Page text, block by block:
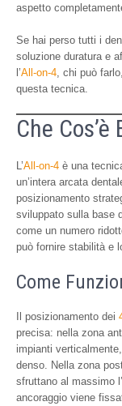
aspetto
Se hai perso tutti i
soluzione duratura e
l’All-on-4 , chi può
questa tecnica.
Che
L’All-on-4 è una
un’intera arcata
posizionamento
sviluppato sulla base
come un numero
può fornire stabilità e
Come
Il posizionamento dei
precisa: nella zona
impianti
denso. Nella zona
sfruttano al massimo
ancoraggio viene